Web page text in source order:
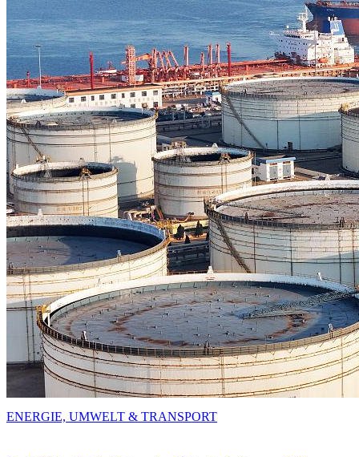
ENERGIE, UMWELT & TRANSPORT